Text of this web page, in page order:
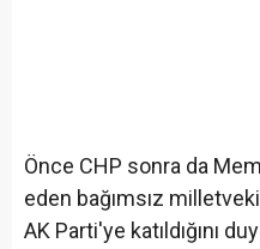
Önce CHP sonra da
eden bağımsız
AK Parti'ye katıldığını